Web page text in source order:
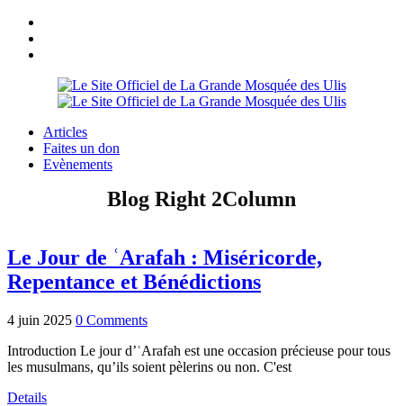
Articles
Faites un don
Evènements
Blog Right 2Column
Le Jour de ʿArafah : Miséricorde,
Repentance et Bénédictions
4 juin 2025 0 Comments
Introduction Le jour d’ʿArafah est une occasion précieuse pour tous
les musulmans, qu’ils soient pèlerins ou non. C'est
Details